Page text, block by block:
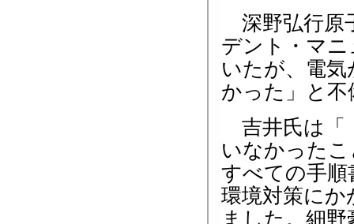
深野弘行原
デント・マ
いたが、電
かった」と
吉井氏は「
いなかった
すべての手
環境対策にか
ました。細